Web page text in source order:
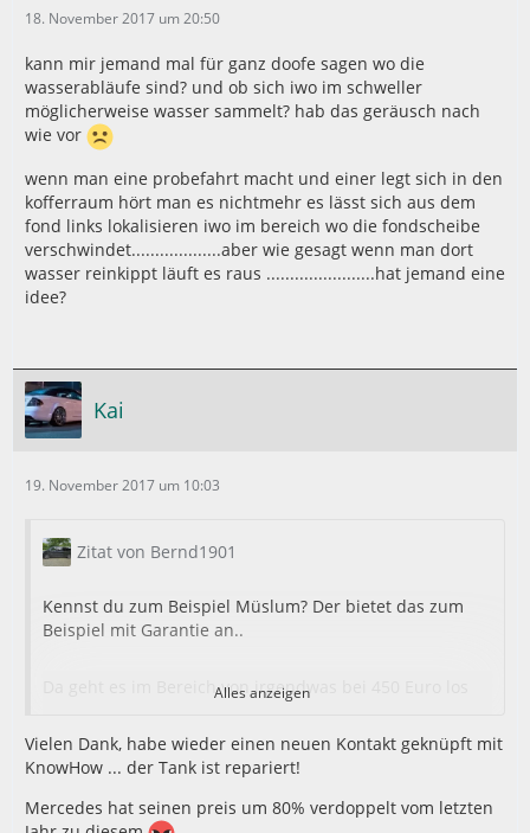
18. November 2017 um 20:50
kann mir jemand mal für ganz doofe sagen wo die
wasserabläufe sind? und ob sich iwo im schweller
möglicherweise wasser sammelt? hab das geräusch nach
wie vor
wenn man eine probefahrt macht und einer legt sich in den
kofferraum hört man es nichtmehr es lässt sich aus dem
fond links lokalisieren iwo im bereich wo die fondscheibe
verschwindet...................aber wie gesagt wenn man dort
wasser reinkippt läuft es raus .......................hat jemand eine
idee?
Kai
19. November 2017 um 10:03
Zitat von Bernd1901
Kennst du zum Beispiel Müslum? Der bietet das zum
Beispiel mit Garantie an..
Da geht es im Bereich von irgendwas bei 450 Euro los
Gibt zum Beispiel auch welche, die mit einer
lose Blech wieder verankern. (in meinen Augen nicht die
Alles anzeigen
Vielen Dank, habe wieder einen neuen Kontakt geknüpft mit
KnowHow ... der Tank ist repariert!
Mercedes hat seinen preis um 80% verdoppelt vom letzten